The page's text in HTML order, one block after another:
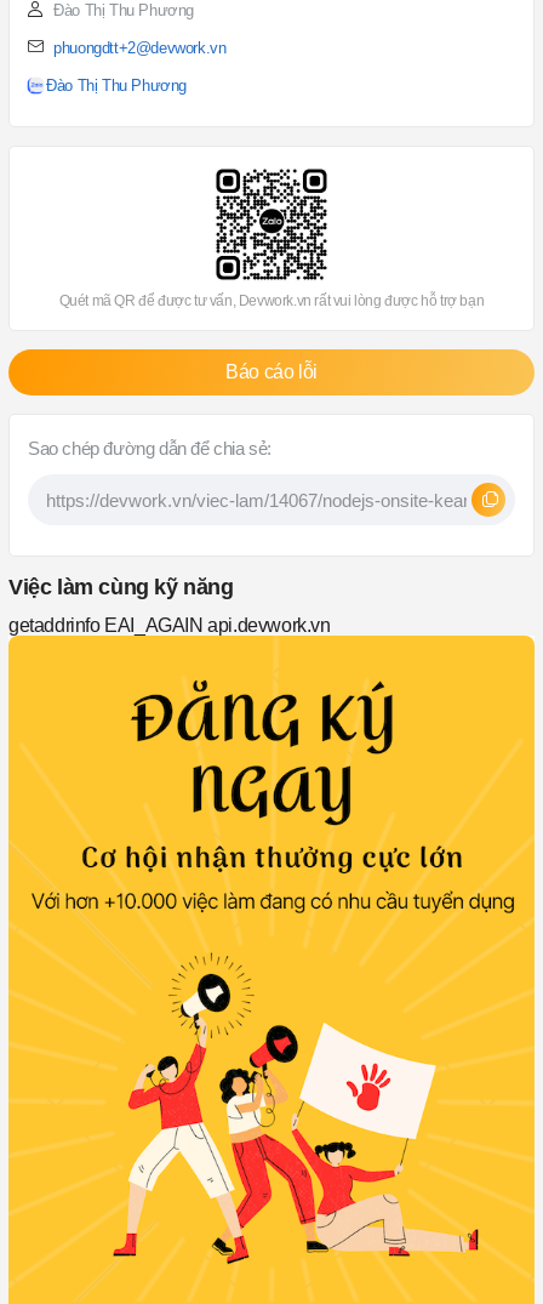
Đào Thị Thu Phương
phuongdtt+2@devwork.vn
Đào Thị Thu Phương
Quét mã QR để được tư vấn, Devwork.vn rất vui lòng được hỗ trợ bạn
Báo cáo lỗi
Sao chép đường dẫn để chia sẻ:
Việc làm cùng kỹ năng
getaddrinfo EAI_AGAIN api.devwork.vn